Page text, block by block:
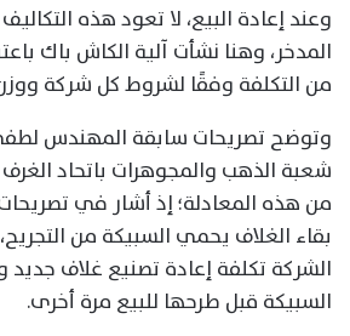
وعند إعادة البيع، لا تعود هذه
المدخر، وهنا نشأت آلية الكاش باك
من التكلفة وفقًا لشروط كل شركة
وتوضح تصريحات سابقة المهندس
شعبة الذهب والمجوهرات باتحاد الغرف
من هذه المعادلة؛ إذ أشار في
بقاء الغلاف يحمي السبيكة من
الشركة تكلفة إعادة تصنيع غلاف جديد
السبيكة قبل طرحها للبيع مرة أخرى.